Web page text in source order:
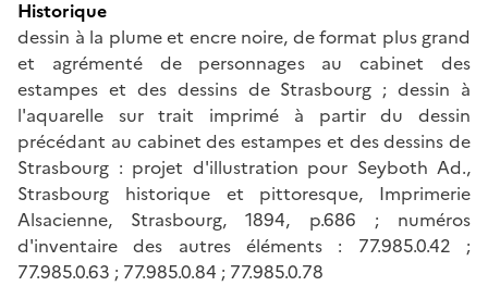
Historique
dessin à la plume et encre noire, de format plus grand
et agrémenté de personnages au cabinet des
estampes et des dessins de Strasbourg ; dessin à
l'aquarelle sur trait imprimé à partir du dessin
précédant au cabinet des estampes et des dessins de
Strasbourg : projet d'illustration pour Seyboth Ad.,
Strasbourg historique et pittoresque, Imprimerie
Alsacienne, Strasbourg, 1894, p.686 ; numéros
d'inventaire des autres éléments : 77.985.0.42 ;
77.985.0.63 ; 77.985.0.84 ; 77.985.0.78